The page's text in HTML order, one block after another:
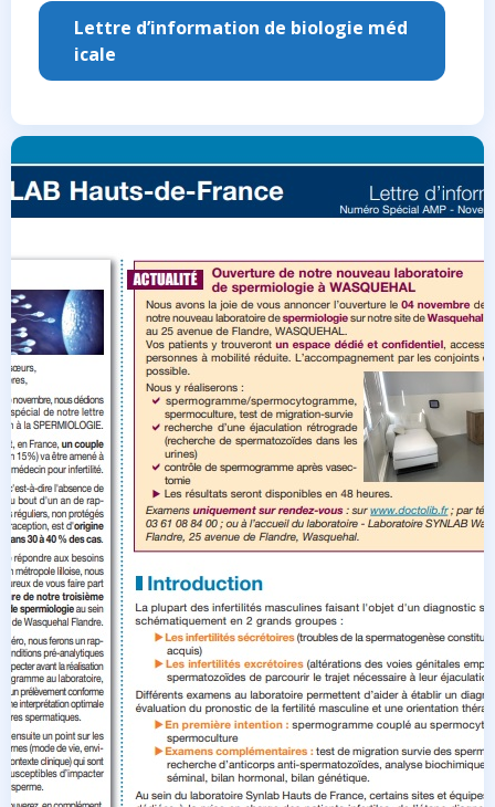
Lettre d’information de biologie méd
icale